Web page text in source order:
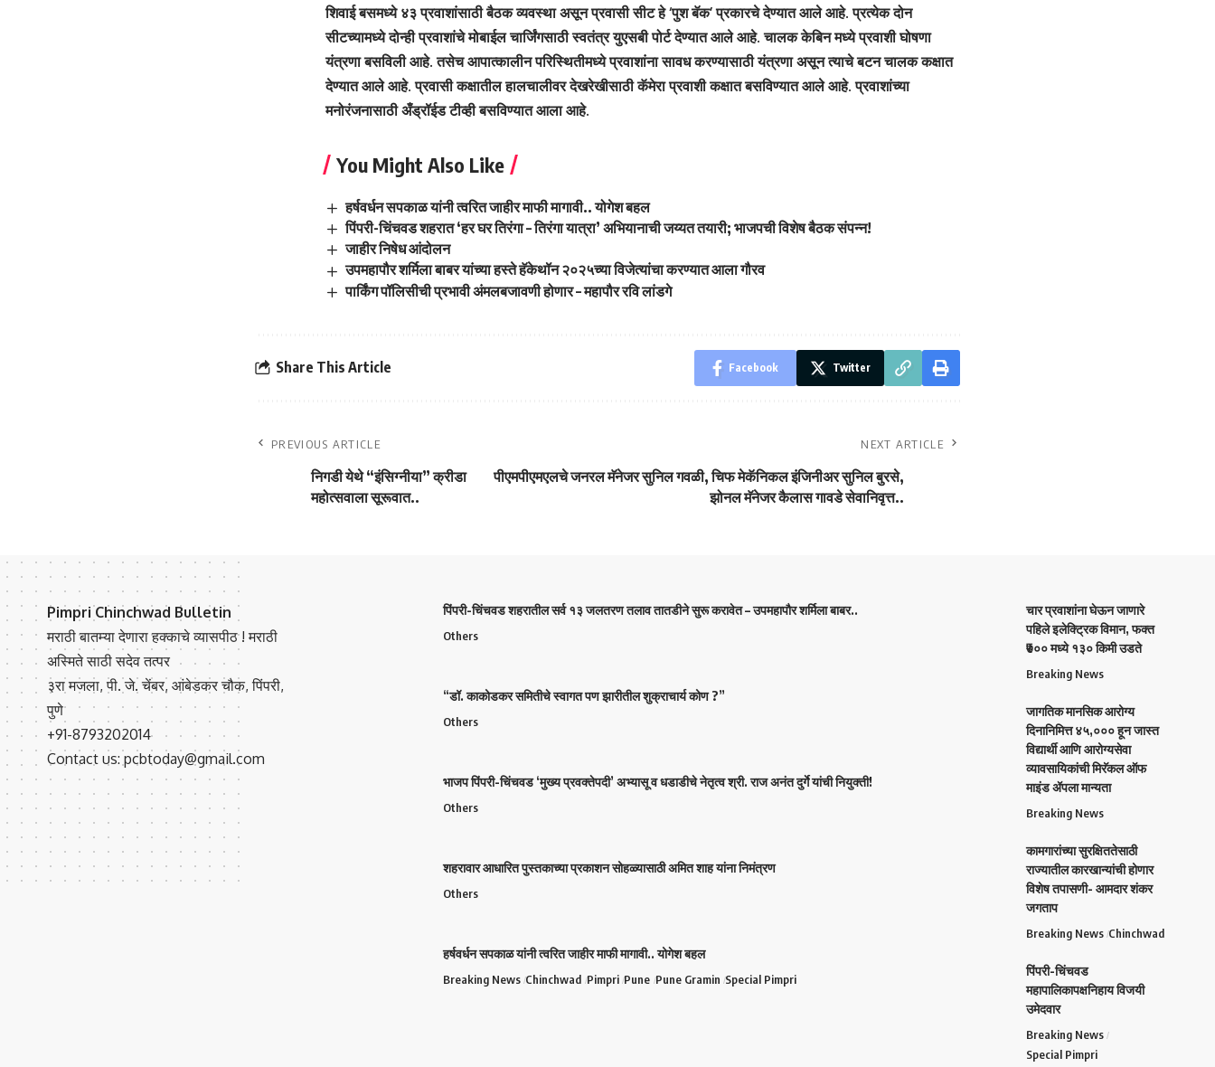
शिवाई बसमध्ये ४३ प्रवाशांसाठी बैठक व्यवस्था असून प्रवासी सीट हे ‘पुश बॅक’ प्रकारचे देण्यात आले आहे. प्रत्येक दोन
सीटच्यामध्ये दोन्ही प्रवाशांचे मोबाईल चार्जिंगसाठी स्वतंत्र युएसबी पोर्ट देण्यात आले आहे. चालक केबिन मध्ये प्रवाशी घोषणा
यंत्रणा बसविली आहे. तसेच आपात्कालीन परिस्थितीमध्ये प्रवाशांना सावध करण्यासाठी यंत्रणा असून त्याचे बटन चालक कक्षात
देण्यात आले आहे. प्रवासी कक्षातील हालचालीवर देखरेखीसाठी कॅमेरा प्रवाशी कक्षात बसविण्यात आले आहे. प्रवाशांच्या
मनोरंजनासाठी अँड्रॉईड टीव्ही बसविण्यात आला आहे.
You Might Also Like
हर्षवर्धन सपकाळ यांनी त्वरित जाहीर माफी मागावी.. योगेश बहल
पिंपरी-चिंचवड शहरात ‘हर घर तिरंगा – तिरंगा यात्रा’ अभियानाची जय्यत तयारी; भाजपची विशेष बैठक संपन्न!
जाहीर निषेध आंदोलन
उपमहापौर शर्मिला बाबर यांच्या हस्ते हॅकेथॉन २०२५च्या विजेत्यांचा करण्यात आला गौरव
पार्किंग पॉलिसीची प्रभावी अंमलबजावणी होणार – महापौर रवि लांडगे
Share This Article Facebook Twitter
PREVIOUS ARTICLE
निगडी येथे “इंसिग्नीया” क्रीडा
महोत्सवाला सूरूवात..
NEXT ARTICLE
पीएमपीएमएलचे जनरल मॅनेजर सुनिल गवळी, चिफ मेकॅनिकल इंजिनीअर सुनिल बुरसे,
झोनल मॅनेजर कैलास गावडे सेवानिवृत्त..
Pimpri Chinchwad Bulletin
मराठी बातम्या देणारा हक्काचे व्यासपीठ ! मराठी
अस्मिते साठी सदेव तत्पर
३रा मजला, पी. जे. चेंबर, आंबेडकर चौक, पिंपरी,
पुणे
+91-8793202014
Contact us: pcbtoday@gmail.com
पिंपरी-चिंचवड शहरातील सर्व १३ जलतरण तलाव तातडीने सुरू करावेत – उपमहापौर शर्मिला बाबर..
Others
“डॉ. काकोडकर समितीचे स्वागत पण झारीतील शुक्राचार्य कोण ?”
Others
भाजप पिंपरी-चिंचवड ‘मुख्य प्रवक्तेपदी’ अभ्यासू व धडाडीचे नेतृत्व श्री. राज अनंत दुर्गे यांची नियुक्ती!
Others
शहरावार आधारित पुस्तकाच्या प्रकाशन सोहळ्यासाठी अमित शाह यांना निमंत्रण
Others
हर्षवर्धन सपकाळ यांनी त्वरित जाहीर माफी मागावी.. योगेश बहल
Breaking News Chinchwad Pimpri Pune Pune Gramin Special Pimpri
चार प्रवाशांना घेऊन जाणारे
पहिले इलेक्ट्रिक विमान, फक्त
₹७०० मध्ये १३० किमी उडते
Breaking News
जागतिक मानसिक आरोग्य
दिनानिमित्त ४५,००० हून जास्त
विद्यार्थी आणि आरोग्यसेवा
व्यावसायिकांची मिरॅकल ऑफ
माइंड ॲपला मान्यता
Breaking News
कामगारांच्या सुरक्षिततेसाठी
राज्यातील कारखान्यांची होणार
विशेष तपासणी- आमदार शंकर
जगताप
Breaking News Chinchwad
पिंपरी-चिंचवड
महापालिकापक्षनिहाय विजयी
उमेदवार
Breaking News
Special Pimpri